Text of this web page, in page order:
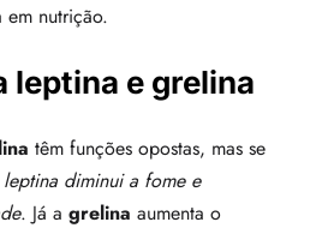
em nutrição.
leptina e grelina
têm funções opostas, mas se
diminui a fome e
. Já a grelina aumenta o